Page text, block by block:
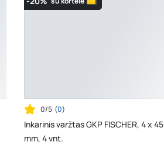
0/5 (0)
Inkarinis varžtas GKP FISCHER, 4 x 45
mm, 4 vnt.